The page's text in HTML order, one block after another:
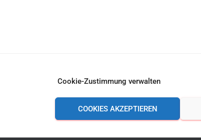
Cookie-Zustimmung verwalten
COOKIES AKZEPTIEREN